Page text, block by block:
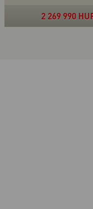
2 269 990